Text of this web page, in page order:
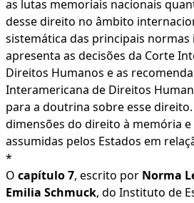
as lutas memoriais nacionais
desse direito no âmbito
sistemática das principais normas
apresenta as decisões da Corte
Direitos Humanos e as
Interamericana de Direitos
para a doutrina sobre esse
dimensões do direito à memória
assumidas pelos Estados em
*
O capítulo 7, escrito por Norma
Emilia Schmuck, do Instituto de